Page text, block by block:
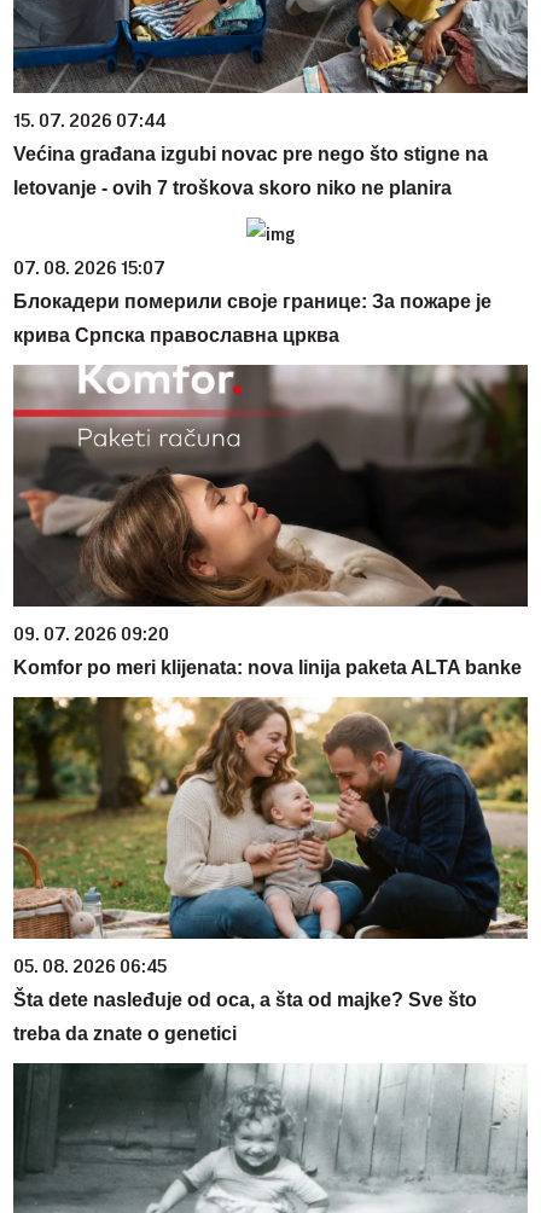
15. 07. 2026 07:44
Većina građana izgubi novac pre nego što stigne na
letovanje - ovih 7 troškova skoro niko ne planira
07. 08. 2026 15:07
Блокадери померили своје границе: За пожаре је
крива Српска православна црква
09. 07. 2026 09:20
Komfor po meri klijenata: nova linija paketa ALTA banke
05. 08. 2026 06:45
Šta dete nasleđuje od oca, a šta od majke? Sve što
treba da znate o genetici